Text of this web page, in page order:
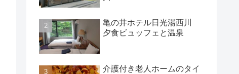
亀の井ホテル日光湯西川
夕食ビュッフェと温泉
介護付き老人ホームのタイ